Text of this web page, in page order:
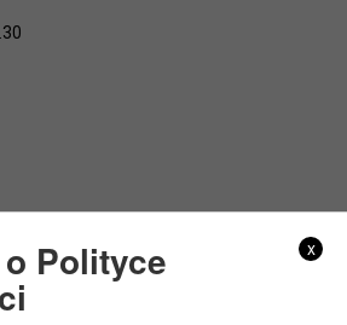
x
Polityce